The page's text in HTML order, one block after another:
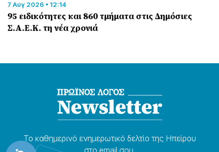
7 Αύγ 2026 • 12:14
95 ειδικότητες και 860 τμήματα στις Δημόσιες
Σ.Α.Ε.Κ. τη νέα χρονιά
Το καθημερɩνό ενημερωτɩκό δελτίο της Ηπείρου